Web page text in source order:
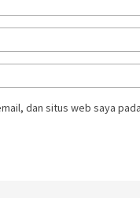
dan situs web saya